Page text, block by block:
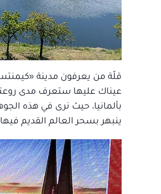
قلّة من يعرفون مدينة
عيناك عليها ستعرف مدى
بألمانيا، حيث نرى في هذه
ينبهر بسحر العالم القديم